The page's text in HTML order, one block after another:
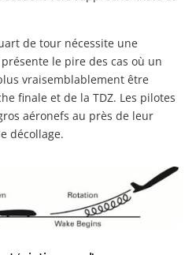
de tour nécessite une
le pire des cas où un
vraisemblablement être
finale et de la TDZ. Les pilotes
aéronefs au près de leur
décollage.